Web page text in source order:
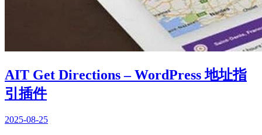
AIT Get Directions – WordPress 地址指
引插件
2025-08-25